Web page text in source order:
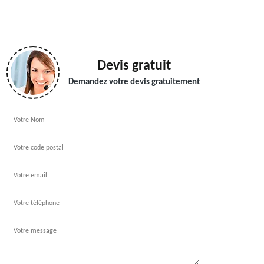
Devis gratuit
Demandez votre devis gratuitement